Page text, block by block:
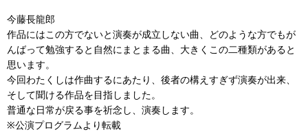
今藤長龍郎
作品にはこの方でないと演奏が成立しない曲、どのような方でもが
んばって勉強すると自然にまとまる曲、大きくこの二種類があると
思います。
今回わたくしは作曲するにあたり、後者の構えすぎず演奏が出来、
そして聞ける作品を目指しました。
普通な日常が戻る事を祈念し、演奏します。
※公演プログラムより転載